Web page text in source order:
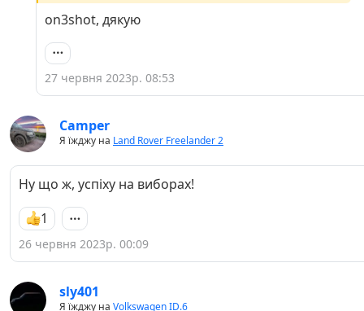
on3shot, дякую
27 червня 2023р. 08:53
Camper
Я їжджу на Land Rover Freelander 2
Ну що ж, успіху на виборах!
1
26 червня 2023р. 00:09
sly401
Я їжджу на Volkswagen ID.6